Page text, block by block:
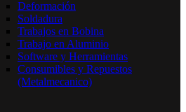
Deformación
Soldadura
Trabajos en Bobina
Trabajo en Aluminio
Software y Herramientas
Consumibles y Repuestos
(Metalmecanico)